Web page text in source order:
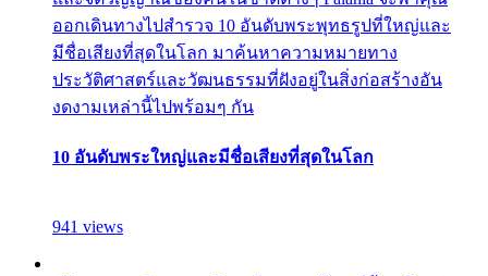
ออกเดินทางไปสำรวจ 10 อันดับพระพุทธรูปที่ใหญ่และ
มีชื่อเสียงที่สุดในโลก มาค้นหาความหมายทาง
ประวัติศาสตร์และวัฒนธรรมที่ฝังอยู่ในสิ่งก่อสร้างอัน
งดงามเหล่านี้ไปพร้อมๆ กัน
10 อันดับพระใหญ่และมีชื่อเสียงที่สุดในโลก
941 views